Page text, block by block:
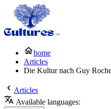
home
Articles
Die Kultur nach Guy
Articles
Available languages: